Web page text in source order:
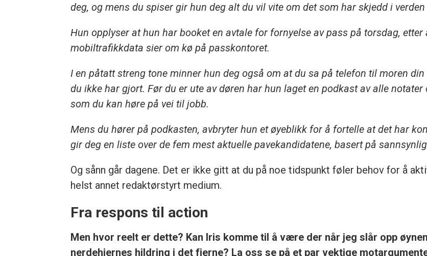
deg, og mens du spiser gir hun deg alt du vil vite om det som har skjedd i
Hun opplyser at hun har booket en avtale for fornyelse av pass på torsdag,
mobiltrafikkdata sier om kø på passkontoret.
I en påtatt streng tone minner hun deg også om at du sa på telefon til moren
du ikke har gjort. Før du er ute av døren har hun laget en podkast av alle
som du kan høre på vei til jobb.
Mens du hører på podkasten, avbryter hun et øyeblikk for å fortelle at det har
gir deg en liste over de fem mest aktuelle pavekandidatene, basert på
Og sånn går dagene. Det er ikke gitt at du på noe tidspunkt føler behov for å
helst annet redaktørstyrt medium.
Fra respons til action
Men hvor reelt er dette? Kan Iris komme til å være der når jeg slår opp
nerdehjernes hildring i det fjerne? La oss se på et par vektige